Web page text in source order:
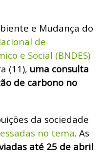
e Mudança do
de
e Social (BNDES)
(11), uma consulta
de carbono no
da sociedade
no tema. As
até 25 de abril